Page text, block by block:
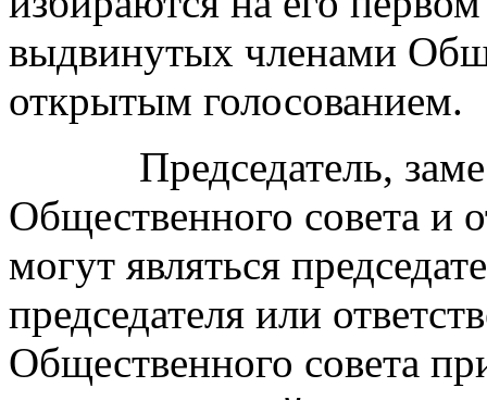
выдвинутых членами
открытым голосованием.
Председатель,
Общественного совета и
могут являться
председателя или
Общественного совета